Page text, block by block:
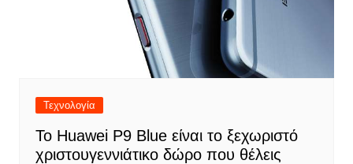
Τεχνολογία
Το Huawei P9 Blue είναι το ξεχωριστό
χριστουγεννιάτικο δώρο που θέλεις